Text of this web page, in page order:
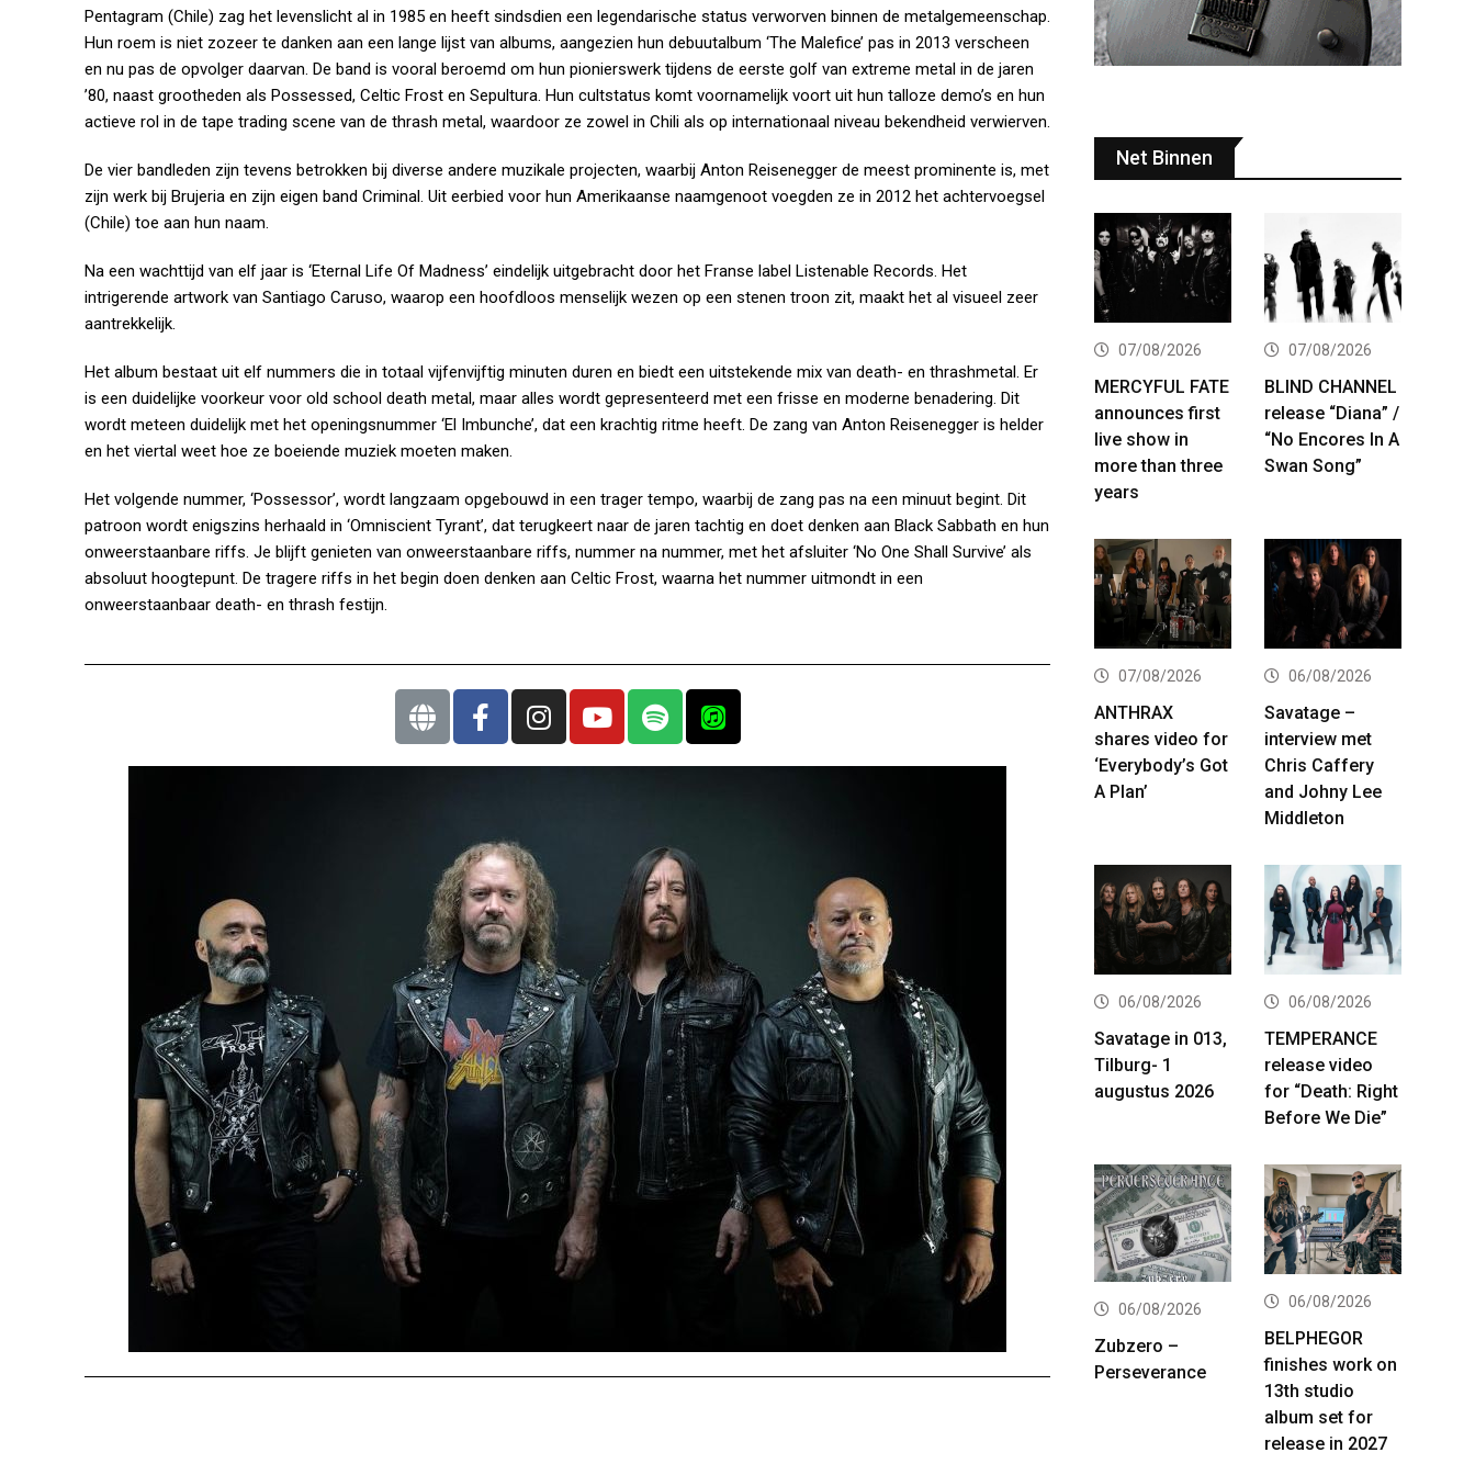
Pentagram (Chile) zag het levenslicht al in 1985 en heeft sindsdien een legendarische status verworven binnen de metalgemeenschap.
Hun roem is niet zozeer te danken aan een lange lijst van albums, aangezien hun debuutalbum ‘The Malefice’ pas in 2013 verscheen
en nu pas de opvolger daarvan. De band is vooral beroemd om hun pionierswerk tijdens de eerste golf van extreme metal in de jaren
’80, naast grootheden als Possessed, Celtic Frost en Sepultura. Hun cultstatus komt voornamelijk voort uit hun talloze demo’s en hun
actieve rol in de tape trading scene van de thrash metal, waardoor ze zowel in Chili als op internationaal niveau bekendheid verwierven.
De vier bandleden zijn tevens betrokken bij diverse andere muzikale projecten, waarbij Anton Reisenegger de meest prominente is, met
zijn werk bij Brujeria en zijn eigen band Criminal. Uit eerbied voor hun Amerikaanse naamgenoot voegden ze in 2012 het achtervoegsel
(Chile) toe aan hun naam.
Na een wachttijd van elf jaar is ‘Eternal Life Of Madness’ eindelijk uitgebracht door het Franse label Listenable Records. Het
intrigerende artwork van Santiago Caruso, waarop een hoofdloos menselijk wezen op een stenen troon zit, maakt het al visueel zeer
aantrekkelijk.
Het album bestaat uit elf nummers die in totaal vijfenvijftig minuten duren en biedt een uitstekende mix van death- en thrashmetal. Er
is een duidelijke voorkeur voor old school death metal, maar alles wordt gepresenteerd met een frisse en moderne benadering. Dit
wordt meteen duidelijk met het openingsnummer ‘El Imbunche’, dat een krachtig ritme heeft. De zang van Anton Reisenegger is helder
en het viertal weet hoe ze boeiende muziek moeten maken.
Het volgende nummer, ‘Possessor’, wordt langzaam opgebouwd in een trager tempo, waarbij de zang pas na een minuut begint. Dit
patroon wordt enigszins herhaald in ‘Omniscient Tyrant’, dat terugkeert naar de jaren tachtig en doet denken aan Black Sabbath en hun
onweerstaanbare riffs. Je blijft genieten van onweerstaanbare riffs, nummer na nummer, met het afsluiter ‘No One Shall Survive’ als
absoluut hoogtepunt. De tragere riffs in het begin doen denken aan Celtic Frost, waarna het nummer uitmondt in een
onweerstaanbaar death- en thrash festijn.
Net Binnen
07/08/2026
MERCYFUL FATE
announces first
live show in
more than three
years
07/08/2026
BLIND CHANNEL
release “Diana” /
“No Encores In A
Swan Song”
07/08/2026
ANTHRAX
shares video for
‘Everybody’s Got
A Plan’
06/08/2026
Savatage –
interview met
Chris Caffery
and Johny Lee
Middleton
06/08/2026
Savatage in 013,
Tilburg- 1
augustus 2026
06/08/2026
TEMPERANCE
release video
for “Death: Right
Before We Die”
06/08/2026
Zubzero –
Perseverance
06/08/2026
BELPHEGOR
finishes work on
13th studio
album set for
release in 2027